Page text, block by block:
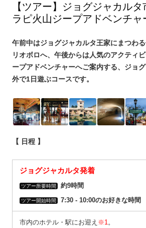
【ツアー】ジョグジャカル
ラピ火山ジープアドベンチャ
午前中はジョグジャカルタ王家にまつわ
リオボロへ、午後からは人気のアクティ
ープアドベンチャーへご案内する、ジョ
外で1日遊ぶコースです。
【 日程 】
ジョグジャカルタ発着
ツアー所要時間 約9時間
ツアー開始時間 7:30 ‐ 10:00のお好きな時間
市内のホテル・駅にお迎え ※1 。